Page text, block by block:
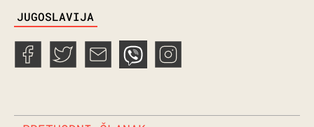
JUGOSLAVIJA